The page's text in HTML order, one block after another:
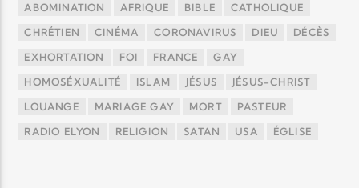
ABOMINATION AFRIQUE BIBLE CATHOLIQUE
CHRÉTIEN CINÉMA CORONAVIRUS DIEU DÉCÈS
EXHORTATION FOI FRANCE GAY
HOMOSÉXUALITÉ ISLAM JÉSUS JÉSUS-CHRIST
LOUANGE MARIAGE GAY MORT PASTEUR
RADIO ELYON RELIGION SATAN USA ÉGLISE